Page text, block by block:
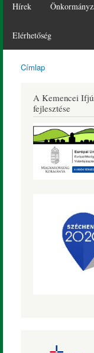
Hírek
Elérhetőség
Kemence
Község
Honlapja
Címlap
A Kemencei
fejlesztése